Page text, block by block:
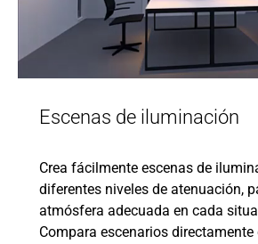
Escenas de iluminación
Crea fácilmente escenas de
diferentes niveles de atenuación,
atmósfera adecuada en cada
Compara escenarios directamente